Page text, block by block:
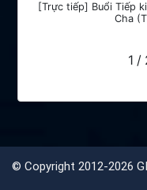
[Trực tiếp] Buổi Tiếp
Cha
1 /
© Copyright 2012-2026